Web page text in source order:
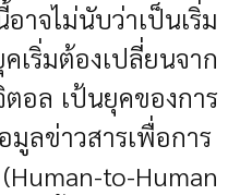
ม่นับว่าเป็นเริ่ม
มต้องเปลี่ยนจาก
อล เป้นยุคของการ
มูลข่าวสารเพื่อการ
to-Human